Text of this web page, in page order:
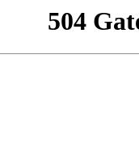
504